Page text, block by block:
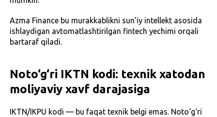
Azma Finance bu murakkablikni sun’iy intellekt asosida
ishlaydigan avtomatlashtirilgan fintech yechimi orqali
bartaraf qiladi.
Noto‘g‘ri IKTN kodi: texnik xatodan
moliyaviy xavf darajasiga
IKTN/IKPU kodi — bu faqat texnik belgi emas. Noto‘g‘ri